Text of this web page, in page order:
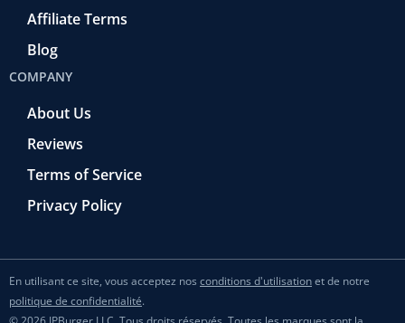
Affiliate Terms
Blog
COMPANY
About Us
Reviews
Terms of Service
Privacy Policy
En utilisant ce site, vous acceptez nos conditions d'utilisationet de notre
politique de confidentialité.